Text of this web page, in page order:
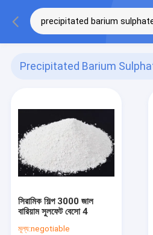
Precipitated Barium
সিরামিক শিল্প 3000 জাল
বারিয়াম সুলফেট বেসো 4
মূল্য:negotiable